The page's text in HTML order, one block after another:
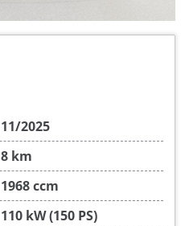
11/2025
8 km
1968 ccm
110 kW (150 PS)